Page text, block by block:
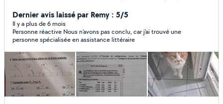
Traitement de textes, tableur, présentation assistée par
ordinateur, internet. Secrétariat, correction d'écrits,
notamment thèses, rapports... Baby sitting ou garde
d'enfants avec ateliers conte, création, comptine selon
âge.
Dernier avis laissé par Remy : 5/5
Il y a plus de 6 mois
Personne réactive Nous n'avons pas conclu, car j'ai trouvé une
personne spécialisée en assistance littéraire